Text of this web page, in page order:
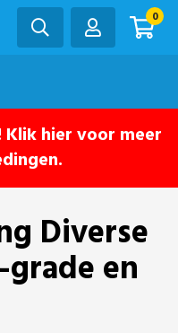
0
hier voor meer
Diverse
en